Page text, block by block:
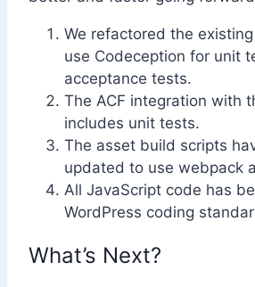
We refactored the
use Codeception for unit
acceptance tests.
The ACF integration with
includes unit tests.
The asset build scripts
updated to use webpack
All JavaScript code has
WordPress coding
What’s Next?